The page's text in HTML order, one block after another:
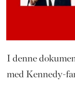
I denne
med Kennedy-